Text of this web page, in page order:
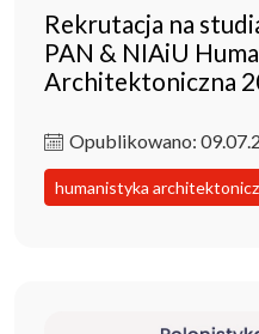
Rekrutacja na
PAN & NIAiU
Architektoniczna
Opublikowano:
humanistyka